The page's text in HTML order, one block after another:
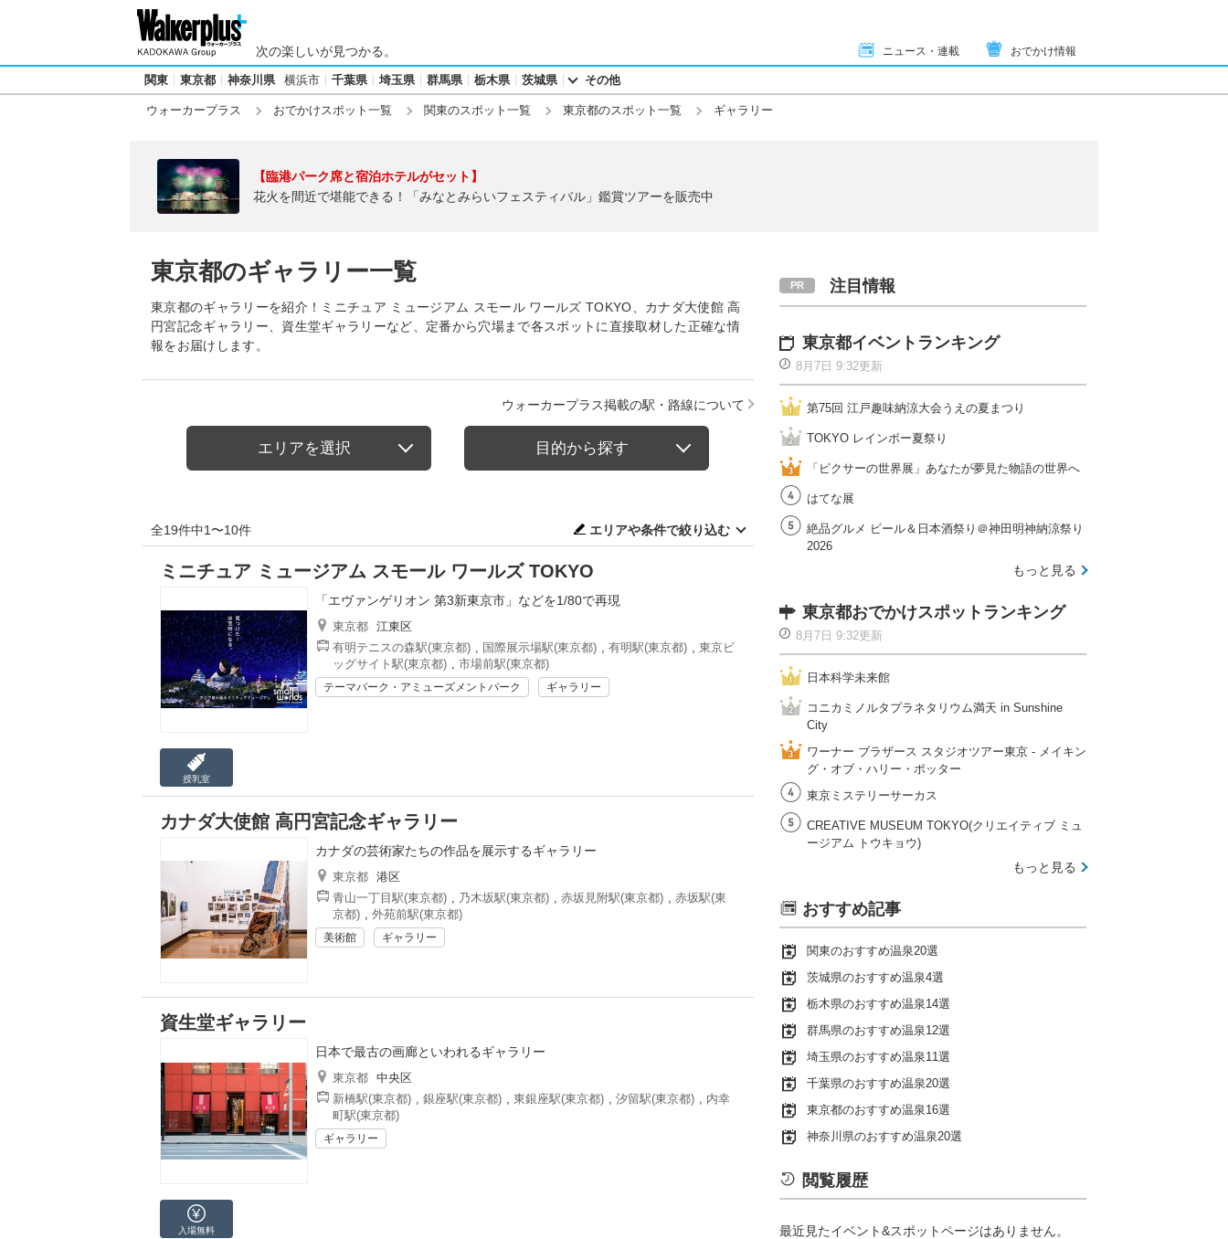
次の楽しいが見つかる。 ニュース・連載 おでかけ情報
関東 東京都 神奈川県 横浜市 千葉県 埼玉県 群馬県 栃木県 茨城県 その他
ウォーカープラス おでかけスポット一覧 関東のスポット一覧 東京都のスポット一覧 ギャラリー
【臨港パーク席と宿泊ホテルがセット】
花火を間近で堪能できる！「みなとみらいフェスティバル」鑑賞ツアーを販売中
東京都のギャラリー一覧
東京都のギャラリーを紹介！ミニチュア ミュージアム スモール ワールズ TOKYO、カナダ大使館 高
円宮記念ギャラリー、資生堂ギャラリーなど、定番から穴場まで各スポットに直接取材した正確な情
報をお届けします。
ウォーカープラス掲載の駅・路線について
エリアを選択 目的から探す
全19件中1〜10件 エリアや条件で絞り込む
ミニチュア ミュージアム スモール ワールズ TOKYO
「エヴァンゲリオン 第3新東京市」などを1/80で再現
東京都 江東区
有明テニスの森駅(東京都) , 国際展示場駅(東京都) , 有明駅(東京都) , 東京ビ
ッグサイト駅(東京都) , 市場前駅(東京都)
テーマパーク・アミューズメントパーク ギャラリー
授乳室
カナダ大使館 高円宮記念ギャラリー
カナダの芸術家たちの作品を展示するギャラリー
東京都 港区
青山一丁目駅(東京都) , 乃木坂駅(東京都) , 赤坂見附駅(東京都) , 赤坂駅(東
京都) , 外苑前駅(東京都)
美術館 ギャラリー
資生堂ギャラリー
日本で最古の画廊といわれるギャラリー
東京都 中央区
新橋駅(東京都) , 銀座駅(東京都) , 東銀座駅(東京都) , 汐留駅(東京都) , 内幸
町駅(東京都)
ギャラリー
入場無料
注目情報
東京都イベントランキング
8月7日 9:32更新
第75回 江戸趣味納涼大会うえの夏まつり
TOKYO レインボー夏祭り
「ピクサーの世界展」あなたが夢見た物語の世界へ
はてな展
絶品グルメ ビール＆日本酒祭り＠神田明神納涼祭り
2026
もっと見る
東京都おでかけスポットランキング
8月7日 9:32更新
日本科学未来館
コニカミノルタプラネタリウム満天 in Sunshine
City
ワーナー ブラザース スタジオツアー東京 ‐ メイキン
グ・オブ・ハリー・ポッター
東京ミステリーサーカス
CREATIVE MUSEUM TOKYO(クリエイティブ ミュ
ージアム トウキョウ)
もっと見る
おすすめ記事
関東のおすすめ温泉20選
茨城県のおすすめ温泉4選
栃木県のおすすめ温泉14選
群馬県のおすすめ温泉12選
埼玉県のおすすめ温泉11選
千葉県のおすすめ温泉20選
東京都のおすすめ温泉16選
神奈川県のおすすめ温泉20選
閲覧履歴
最近見たイベント&スポットページはありません。